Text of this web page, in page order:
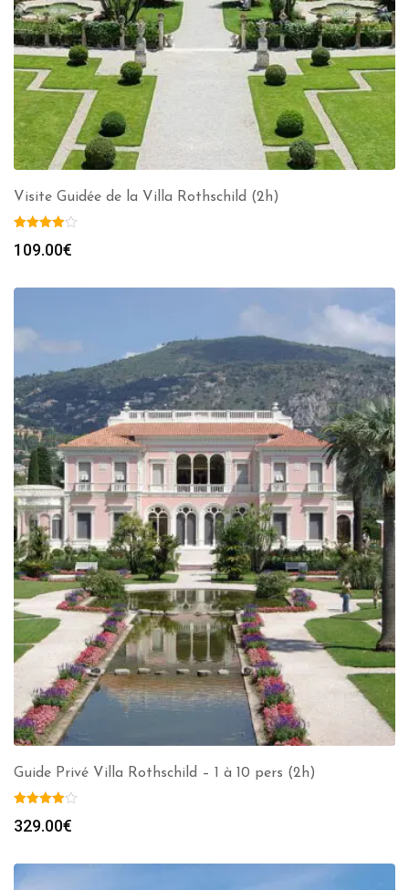
Visite Guidée de la Villa Rothschild (2h)
109.00€
Guide Privé Villa Rothschild – 1 à 10 pers (2h)
329.00€